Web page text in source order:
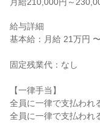
給与詳細
基本給：月給 21万円
固定残業代：なし
【一律手当】
全員に一律で支払われ
全員に一律で支払われ